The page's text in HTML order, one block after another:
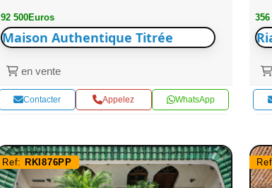
92 500Euros
Maison Authentique Titrée
en vente
Contacter Appelez WhatsApp
356
Ref: RKI876PP